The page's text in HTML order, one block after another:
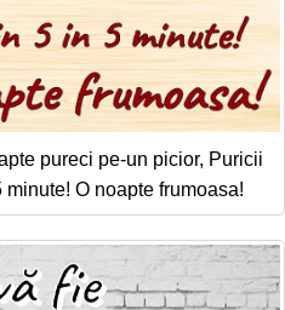
pureci pe-un picior, Puricii
O noapte frumoasa!